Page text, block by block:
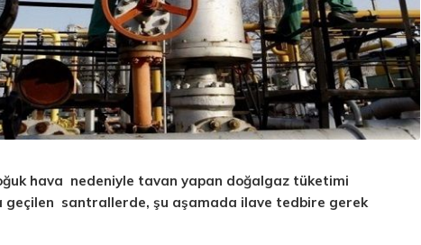
hava nedeniyle tavan yapan doğalgaz tüketimi
geçilen santrallerde, şu aşamada ilave tedbire gerek